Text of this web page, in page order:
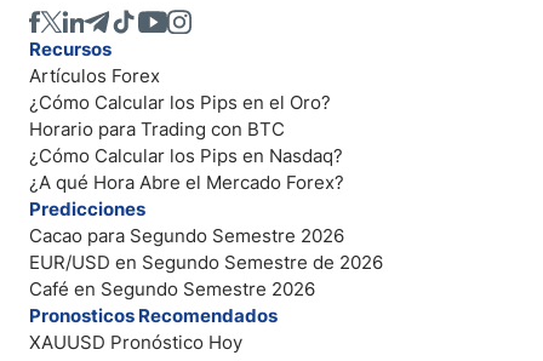
Recursos
Artículos Forex
¿Cómo Calcular los Pips en el Oro?
Horario para Trading con BTC
¿Cómo Calcular los Pips en Nasdaq?
¿A qué Hora Abre el Mercado Forex?
Predicciones
Cacao para Segundo Semestre 2026
EUR/USD en Segundo Semestre de 2026
Café en Segundo Semestre 2026
Pronosticos Recomendados
XAUUSD Pronóstico Hoy